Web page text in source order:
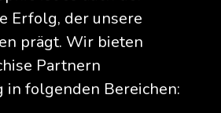
Erfolg, der unsere
prägt. Wir bieten
Partnern
in folgenden Bereichen: